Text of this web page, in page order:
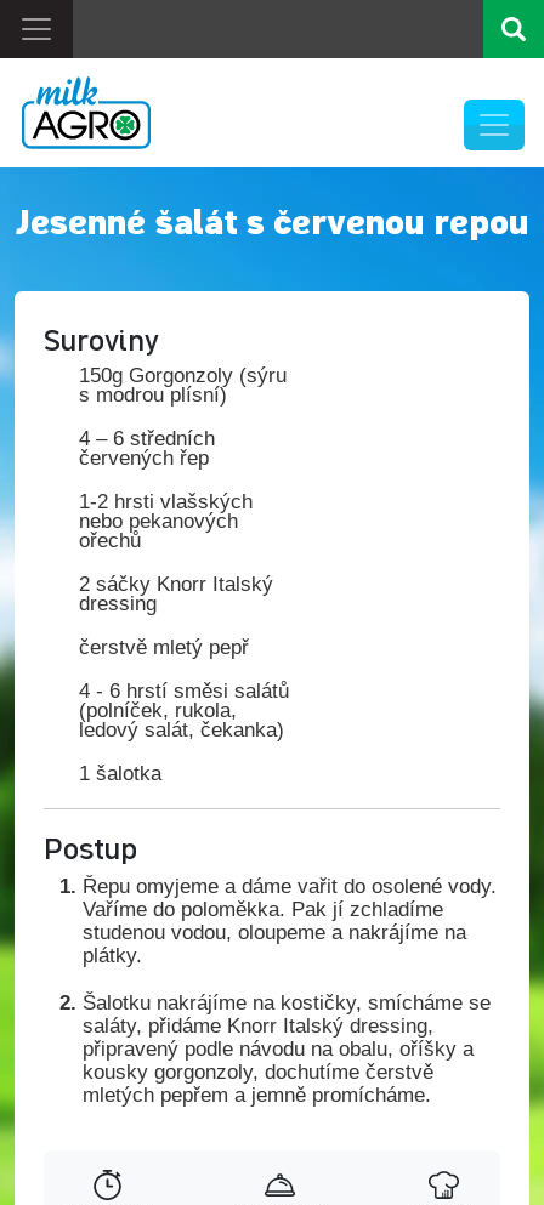
Jesenné šalát s červenou repou
Suroviny
150g Gorgonzoly (sýru
s modrou plísní)
4 – 6 středních
červených řep
1-2 hrsti vlašských
nebo pekanových
ořechů
2 sáčky Knorr Italský
dressing
čerstvě mletý pepř
4 - 6 hrstí směsi salátů
(polníček, rukola,
ledový salát, čekanka)
1 šalotka
Postup
Řepu omyjeme a dáme vařit do osolené vody.
Vaříme do poloměkka. Pak jí zchladíme
studenou vodou, oloupeme a nakrájíme na
plátky.
Šalotku nakrájíme na kostičky, smícháme se
saláty, přidáme Knorr Italský dressing,
připravený podle návodu na obalu, oříšky a
kousky gorgonzoly, dochutíme čerstvě
mletých pepřem a jemně promícháme.